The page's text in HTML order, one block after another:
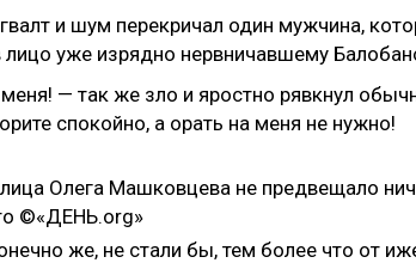
и шум перекричал один мужчина,
лицо уже изрядно нервничавшему
— так же зло и яростно рявкнул
спокойно, а орать на меня не нужно!
же, не стали бы, тем более что от